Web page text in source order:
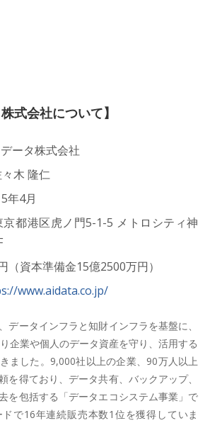
株式会社について】
ータ株式会社
木 隆仁
年4月
京都港区虎ノ門5-1-5 メトロシティ神
（資本準備金15億2500万円）
www.aidata.co.jp/
データインフラと知財インフラを基盤に、
企業や個人のデータ資産を守り、活用する
ました。9,000社以上の企業、90万人以上
を得ており、データ共有、バックアップ、
を包括する「データエコシステム事業」で
で16年連続販売本数1位を獲得していま